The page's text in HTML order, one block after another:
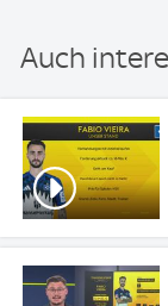
Auch